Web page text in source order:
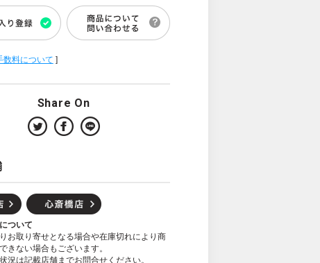
数料について ]
Share On
ついて
お取り寄せとなる場合や在庫切れにより商
きない場合もございます。
況は記載店舗までお問合せください。